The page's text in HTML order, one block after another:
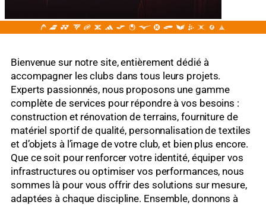
Bienvenue sur notre site, entièrement dédié à
accompagner les clubs dans tous leurs projets.
Experts passionnés, nous proposons une gamme
complète de services pour répondre à vos besoins :
construction et rénovation de terrains, fourniture de
matériel sportif de qualité, personnalisation de textiles
et d’objets à l’image de votre club, et bien plus encore.
Que ce soit pour renforcer votre identité, équiper vos
infrastructures ou optimiser vos performances, nous
sommes là pour vous offrir des solutions sur mesure,
adaptées à chaque discipline. Ensemble, donnons à